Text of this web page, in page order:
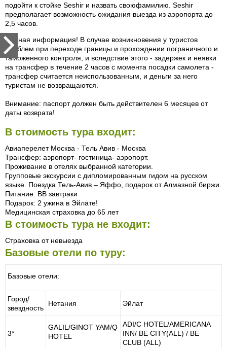
подойти к стойке Seshir и назвать своюфамилию. Seshir
предполагает возможность ожидания выезда из аэропорта до
2,5 часов.
Важная информация! В случае возникновения у туристов
проблем при переходе границы и прохождении пограничного и
таможенного контроля, и вследствие этого - задержек и неявки
на трансфер в течение 2 часов с момента посадки самолета -
трансфер считается неиспользованным, и деньги за него
туристам не возвращаются.
Внимание: паспорт должен быть действителен 6 месяцев от
даты возврата!
В стоимость тура входит:
Авиаперелет Москва - Тель Авив - Москва
Трансфер: аэропорт- гостиница- аэропорт.
Проживание в отелях выбранной категории.
Групповые экскурсии с дипломированным гидом на русском
языке. Поездка Тель-Авив – Яффо, подарок от Алмазной биржи.
Питание: ВВ завтраки
Подарок: 2 ужина в Эйлате!
Медицинская страховка до 65 лет
В стоимость тура не входит:
Страховка от невыезда
Базовые отели по туру:
Базовые отели:
Город/
звездность
Нетания Эйлат
3*
GALIL/GINOT YAM/Q
HOTEL
ADI/C HOTEL/AMERICANA
INN/ BE CITY(ALL) / BE
CLUB (ALL)